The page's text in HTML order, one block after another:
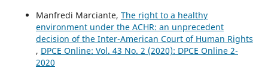
Manfredi Marciante, The right to a healthy
environment under the ACHR: an unprecedent
decision of the Inter-American Court of Human Rights
, DPCE Online: Vol. 43 No. 2 (2020): DPCE Online 2-
2020